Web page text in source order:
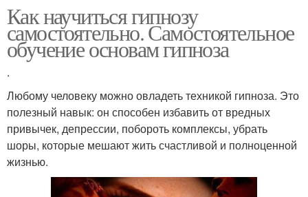
Как научиться гипнозу
самостоятельно. Самостоятельное
обучение основам гипноза
.
Любому человеку можно овладеть техникой гипноза. Это
полезный навык: он способен избавить от вредных
привычек, депрессии, побороть комплексы, убрать
шоры, которые мешают жить счастливой и полноценной
жизнью.